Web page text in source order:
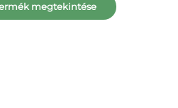
megtekintése